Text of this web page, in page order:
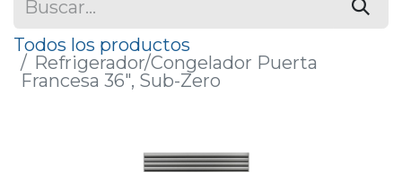
Todos los productos
Refrigerador/Congelador Puerta
Francesa 36", Sub-Zero